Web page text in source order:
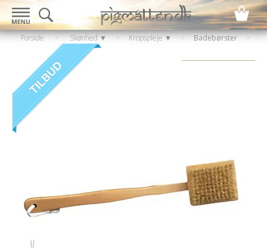
Forside > Skønhed ▼ > Kropspleje ▼ > Badebørster